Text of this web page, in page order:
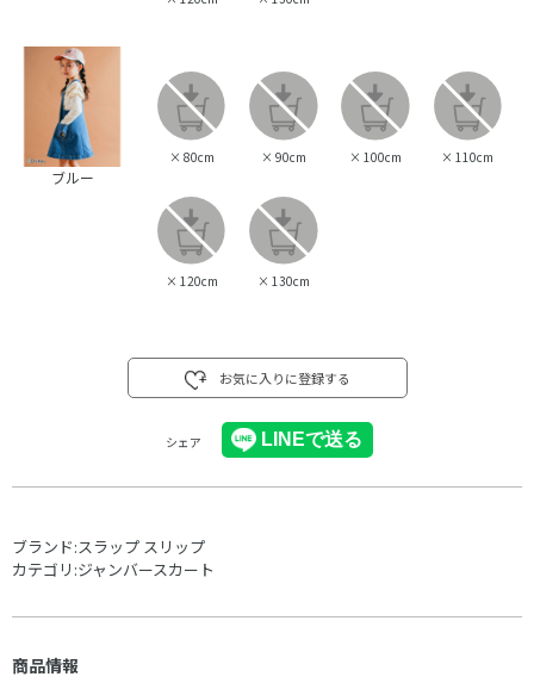
ブルー
× 80cm × 90cm × 100cm × 110cm
× 120cm × 130cm
お気に入りに登録する
シェア
ブランド:スラップ スリップ
カテゴリ:ジャンバースカート
商品情報